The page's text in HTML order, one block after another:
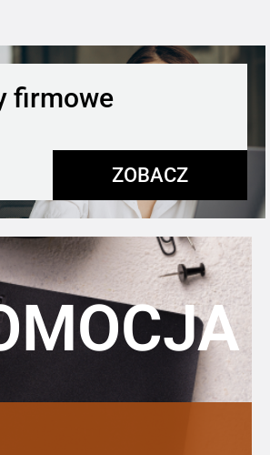
firmowe
ZOBACZ